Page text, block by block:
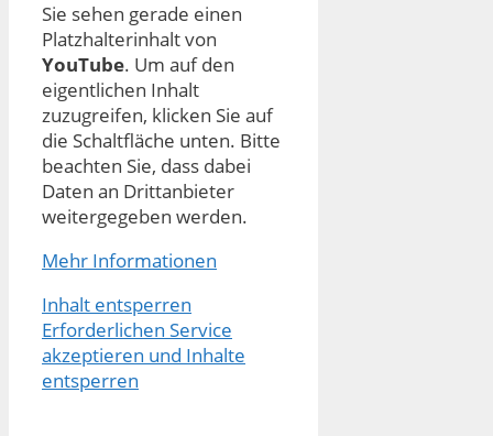
Sie sehen gerade einen
Platzhalterinhalt von
YouTube. Um auf den
eigentlichen Inhalt
zuzugreifen, klicken Sie auf
die Schaltfläche unten. Bitte
beachten Sie, dass dabei
Daten an Drittanbieter
weitergegeben werden.
Mehr Informationen
Inhalt entsperren
Erforderlichen Service
akzeptieren und Inhalte
entsperren